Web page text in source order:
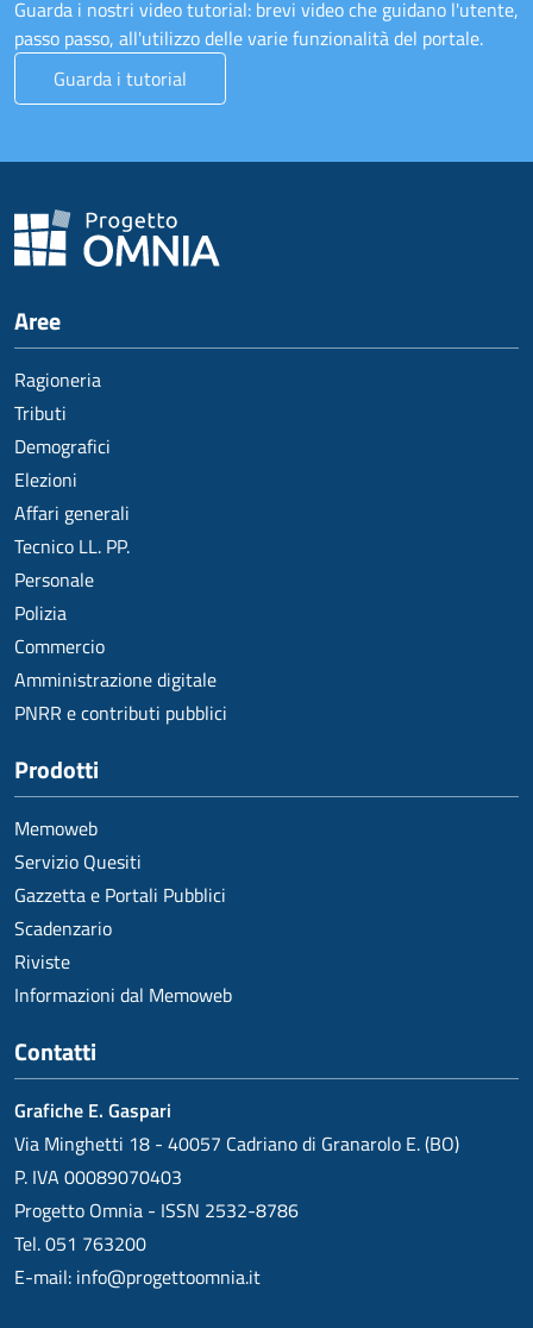
Guarda i nostri video tutorial: brevi video che guidano l'utente,
passo passo, all'utilizzo delle varie funzionalità del portale.
Guarda i tutorial
Aree
Ragioneria
Tributi
Demografici
Elezioni
Affari generali
Tecnico LL. PP.
Personale
Polizia
Commercio
Amministrazione digitale
PNRR e contributi pubblici
Prodotti
Memoweb
Servizio Quesiti
Gazzetta e Portali Pubblici
Scadenzario
Riviste
Informazioni dal Memoweb
Contatti
Grafiche E. Gaspari
Via Minghetti 18 - 40057 Cadriano di Granarolo E. (BO)
P. IVA 00089070403
Progetto Omnia - ISSN 2532-8786
Tel. 051 763200
E-mail: info@progettoomnia.it